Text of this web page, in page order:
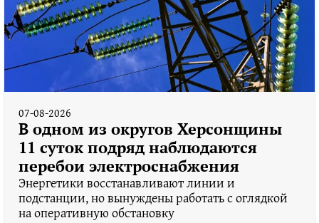
07-08-2026
В одном из округов Херсонщины
11 суток подряд наблюдаются
перебои электроснабжения
Энергетики восстанавливают линии и
подстанции, но вынуждены работать с оглядкой
на оперативную обстановку